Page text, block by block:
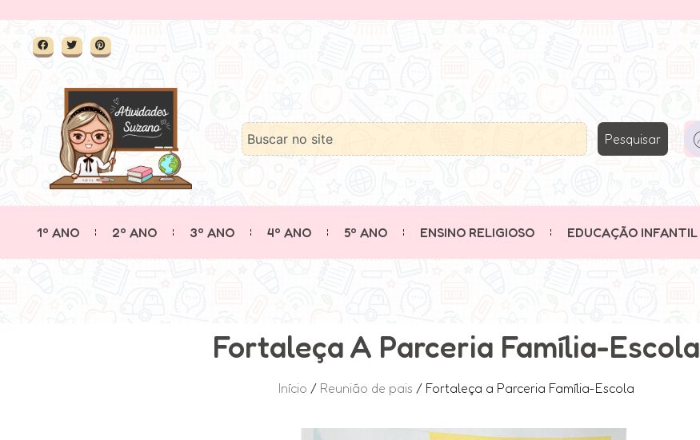
Pesquisar
1º ANO 2º ANO 3º ANO 4º ANO 5º ANO ENSINO RELIGIOSO EDUCAÇÃO INFANTIL
Fortaleça A Parceria Família-Escola
Início / Reunião de pais / Fortaleça a Parceria Família-Escola